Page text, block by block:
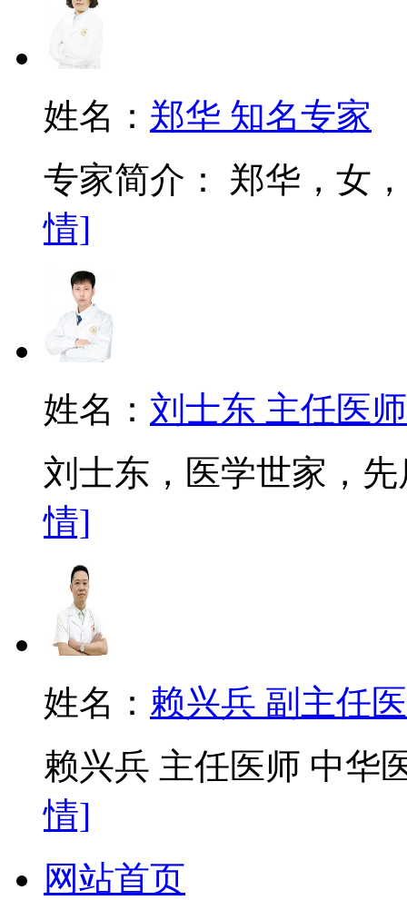
姓名： 郑华 知名专家
专家简介： 郑华，女
情]
姓名： 刘士东 主任医师
刘士东，医学世家，
情]
姓名： 赖兴兵 副主任
赖兴兵 主任医师 中华
情]
网站首页